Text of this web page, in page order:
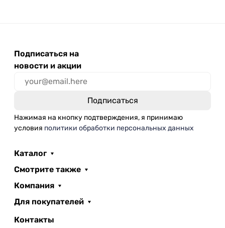
Подписаться на
новости и акции
Нажимая на кнопку подтверждения, я принимаю
условия политики обработки персональных данных
Каталог
Смотрите также
Компания
Для покупателей
Контакты